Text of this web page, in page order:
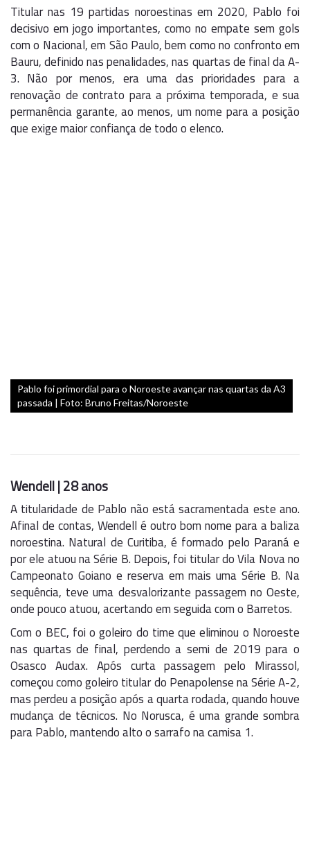
Titular nas 19 partidas noroestinas em 2020, Pablo foi
decisivo em jogo importantes, como no empate sem gols
com o Nacional, em São Paulo, bem como no confronto em
Bauru, definido nas penalidades, nas quartas de final da A-
3. Não por menos, era uma das prioridades para a
renovação de contrato para a próxima temporada, e sua
permanência garante, ao menos, um nome para a posição
que exige maior confiança de todo o elenco.
Pablo foi primordial para o Noroeste avançar nas quartas da A3
passada | Foto: Bruno Freitas/Noroeste
Wendell | 28 anos
A titularidade de Pablo não está sacramentada este ano.
Afinal de contas, Wendell é outro bom nome para a baliza
noroestina. Natural de Curitiba, é formado pelo Paraná e
por ele atuou na Série B. Depois, foi titular do Vila Nova no
Campeonato Goiano e reserva em mais uma Série B. Na
sequência, teve uma desvalorizante passagem no Oeste,
onde pouco atuou, acertando em seguida com o Barretos.
Com o BEC, foi o goleiro do time que eliminou o Noroeste
nas quartas de final, perdendo a semi de 2019 para o
Osasco Audax. Após curta passagem pelo Mirassol,
começou como goleiro titular do Penapolense na Série A-2,
mas perdeu a posição após a quarta rodada, quando houve
mudança de técnicos. No Norusca, é uma grande sombra
para Pablo, mantendo alto o sarrafo na camisa 1.